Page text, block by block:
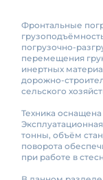
Фронтальные
погрузочно-
перемещения
инертных
дорожно-
сельского
Техника
Эксплуатационная
тонны, объём
поворота
при работе в